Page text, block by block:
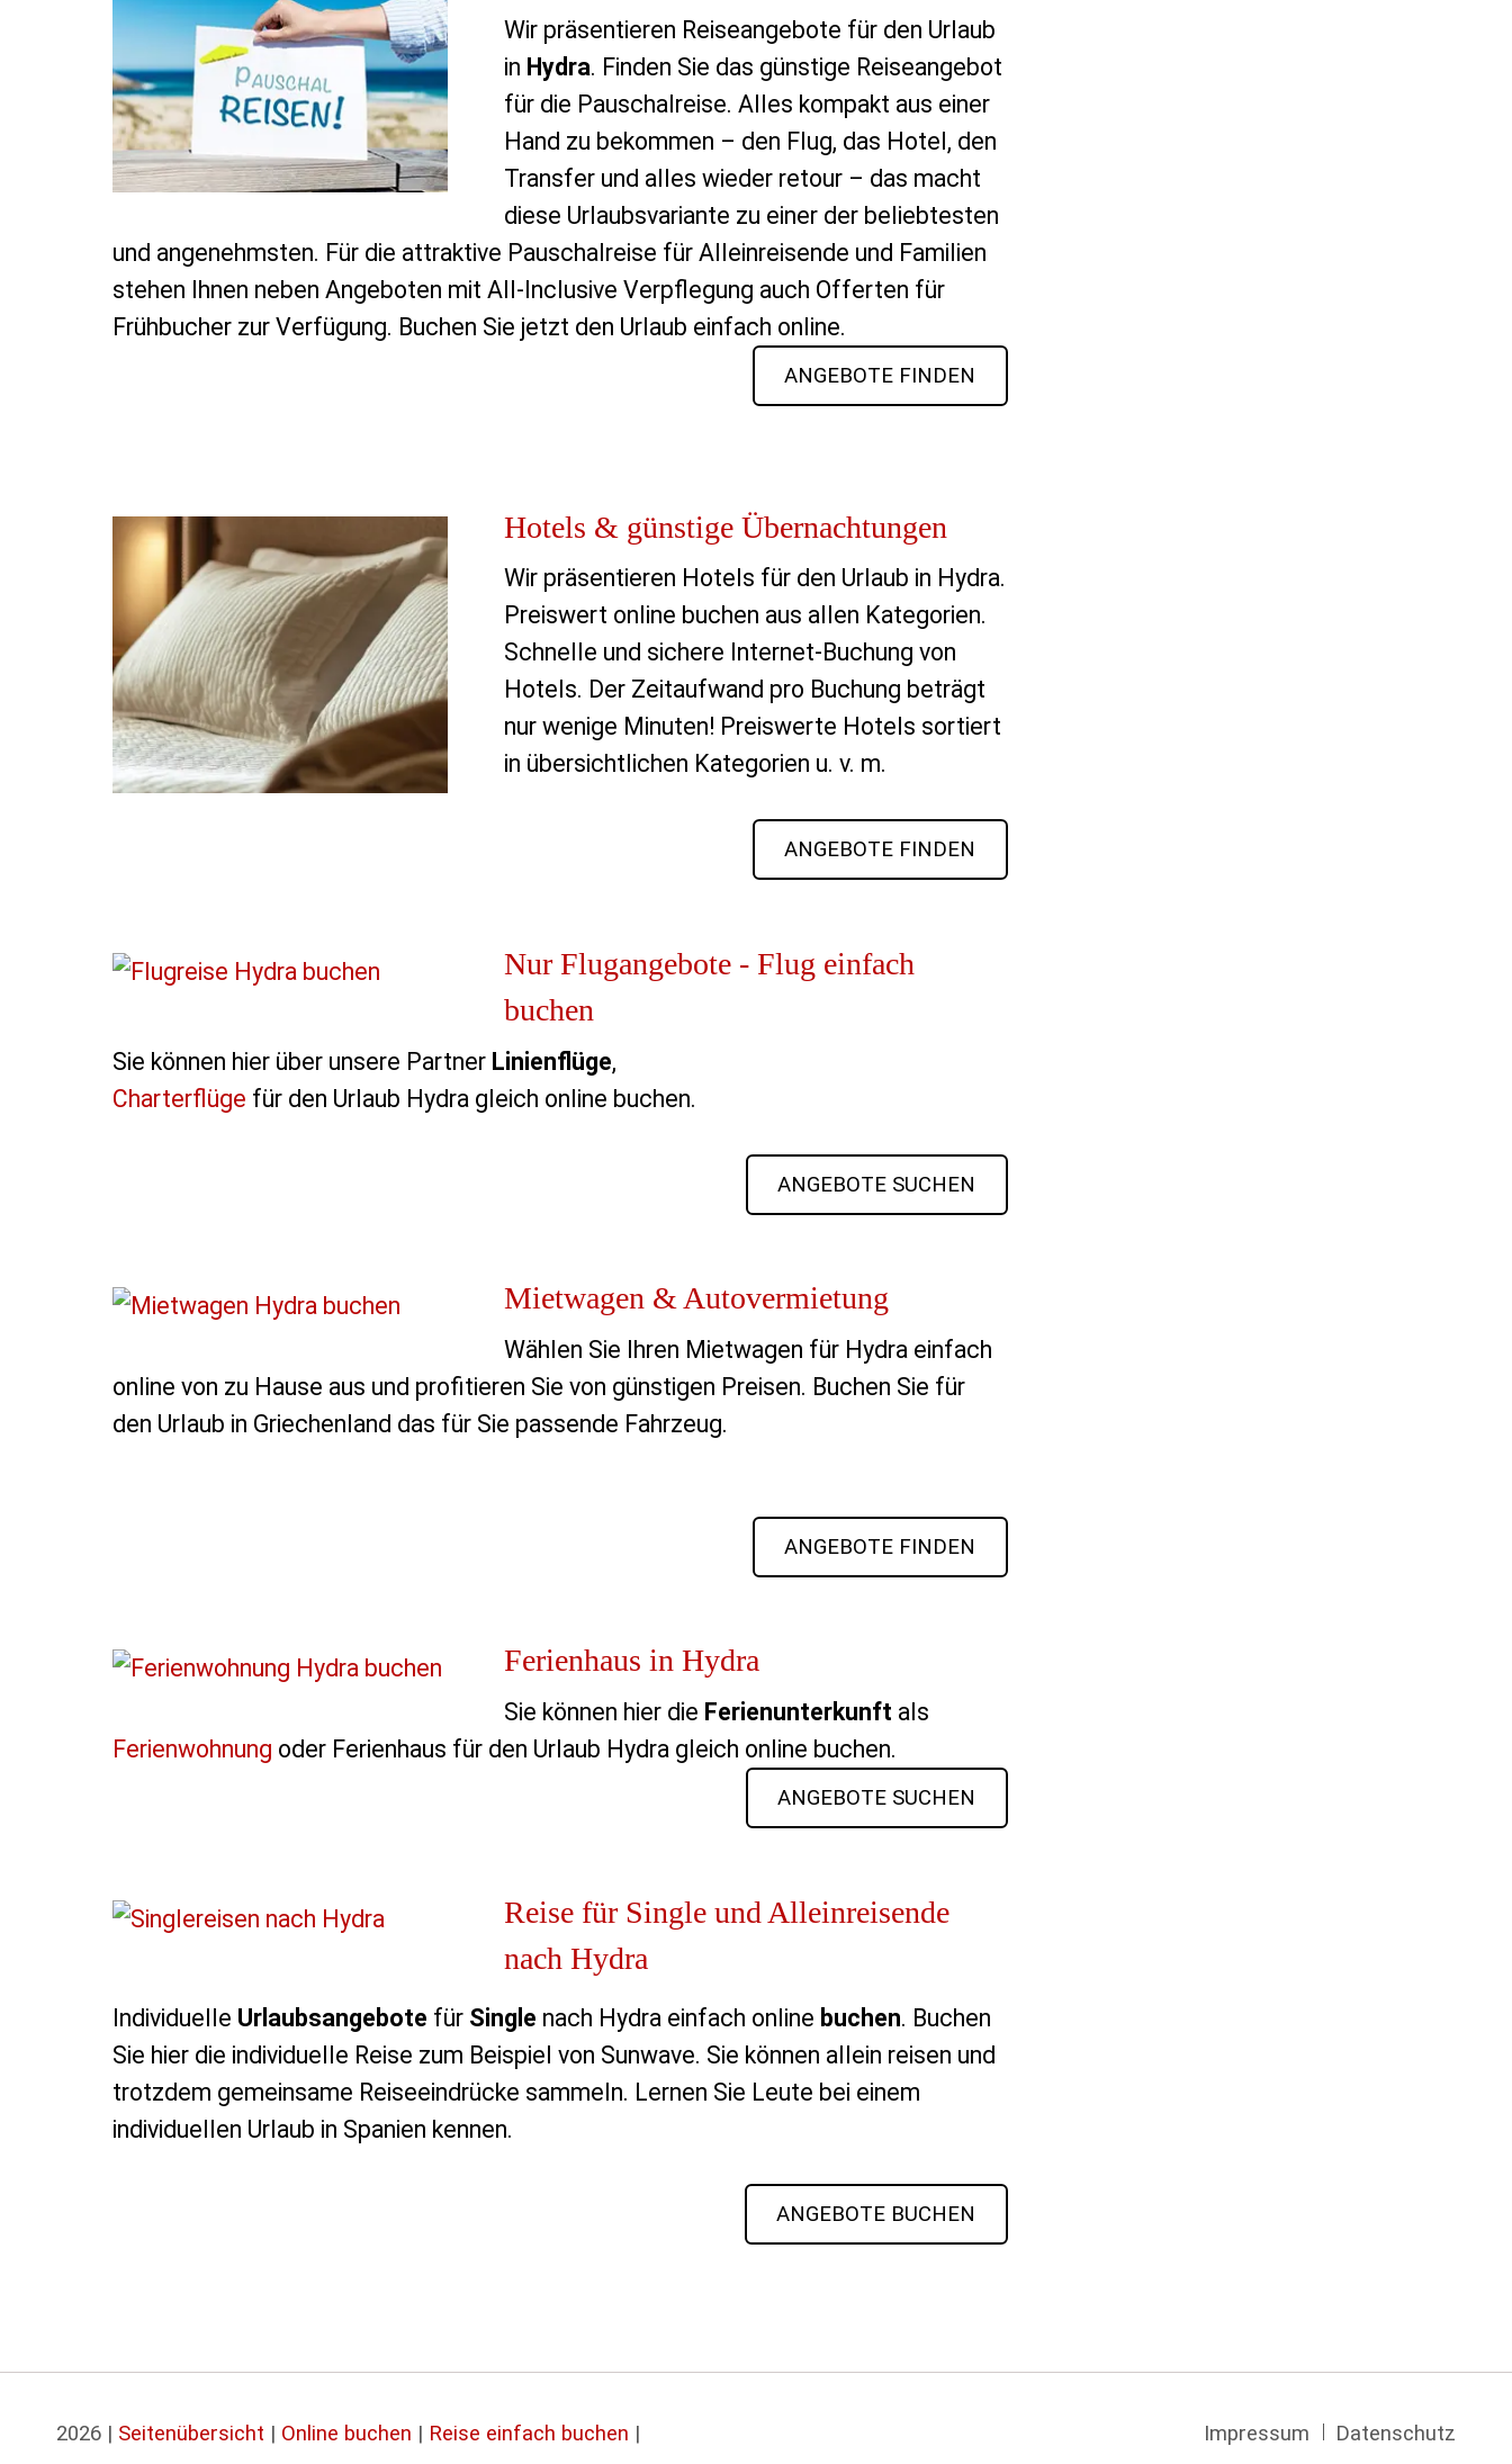
Wir präsentieren Reiseangebote für den Urlaub
in Hydra. Finden Sie das günstige Reiseangebot
für die Pauschalreise. Alles kompakt aus einer
Hand zu bekommen – den Flug, das Hotel, den
Transfer und alles wieder retour – das macht
diese Urlaubsvariante zu einer der beliebtesten
und angenehmsten. Für die attraktive Pauschalreise für Alleinreisende und Familien
stehen Ihnen neben Angeboten mit All-Inclusive Verpflegung auch Offerten für
Frühbucher zur Verfügung. Buchen Sie jetzt den Urlaub einfach online.
ANGEBOTE FINDEN
Hotels & günstige Übernachtungen
Wir präsentieren Hotels für den Urlaub in Hydra.
Preiswert online buchen aus allen Kategorien.
Schnelle und sichere Internet-Buchung von
Hotels. Der Zeitaufwand pro Buchung beträgt
nur wenige Minuten! Preiswerte Hotels sortiert
in übersichtlichen Kategorien u. v. m.
ANGEBOTE FINDEN
Nur Flugangebote - Flug einfach
buchen
Sie können hier über unsere Partner Linienflüge,
Charterflüge für den Urlaub Hydra gleich online buchen.
ANGEBOTE SUCHEN
Mietwagen & Autovermietung
Wählen Sie Ihren Mietwagen für Hydra einfach
online von zu Hause aus und profitieren Sie von günstigen Preisen. Buchen Sie für
den Urlaub in Griechenland das für Sie passende Fahrzeug.
ANGEBOTE FINDEN
Ferienhaus in Hydra
Sie können hier die Ferienunterkunft als
Ferienwohnung oder Ferienhaus für den Urlaub Hydra gleich online buchen.
ANGEBOTE SUCHEN
Reise für Single und Alleinreisende
nach Hydra
Individuelle Urlaubsangebote für Single nach Hydra einfach online buchen. Buchen
Sie hier die individuelle Reise zum Beispiel von Sunwave. Sie können allein reisen und
trotzdem gemeinsame Reiseeindrücke sammeln. Lernen Sie Leute bei einem
individuellen Urlaub in Spanien kennen.
ANGEBOTE BUCHEN
2026 | Seitenübersicht | Online buchen | Reise einfach buchen |
Navigation
Impressum Datenschutz